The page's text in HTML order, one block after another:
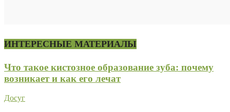
ИНТЕРЕСНЫЕ МАТЕРИАЛЫ
Что такое кистозное образование зуба: почему
возникает и как его лечат
Досуг